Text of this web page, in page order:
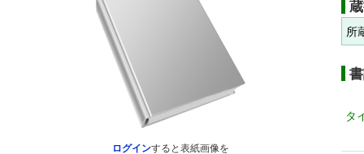
ログインすると表紙画像を
所
タ